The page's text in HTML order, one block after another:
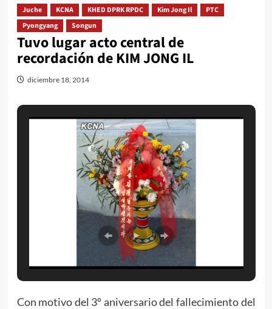
Juche KCNA KHED DPRK RPDC Kim Jong Il
PTC
Pyongyang
Songun
Tuvo lugar acto central de
recordación de KIM JONG IL
diciembre 18, 2014
Con motivo del 3º aniversario del fallecimiento del